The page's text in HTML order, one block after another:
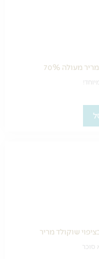
מעולה 70%
שוקולד מריר
סוכר